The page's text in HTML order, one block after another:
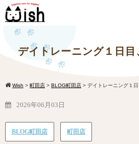
デイトレーニング１日
Wish > 町田店 > BLOG町田店 > デイトレーニング１日
2026年06月03日
BLOG町田店 町田店